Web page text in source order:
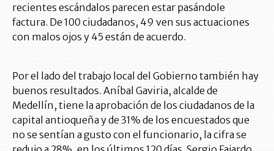
recientes escándalos parecen estar pasándole
factura. De 100 ciudadanos, 49 ven sus actuaciones
con malos ojos y 45 están de acuerdo.
Por el lado del trabajo local del Gobierno también hay
buenos resultados. Aníbal Gaviria, alcalde de
Medellín, tiene la aprobación de los ciudadanos de la
capital antioqueña y de 31% de los encuestados que
no se sentían a gusto con el funcionario, la cifra se